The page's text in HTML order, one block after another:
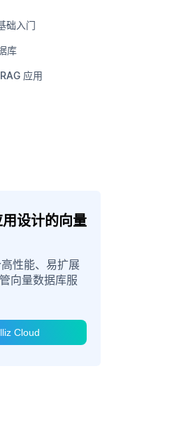
础入门
库
应用
设计的向量
性能、易扩展
向量数据库服
Cloud